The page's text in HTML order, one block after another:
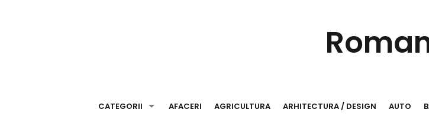
CATEGORII AFACERI AGRICULTURA ARHITECTURA / DESIGN AUTO